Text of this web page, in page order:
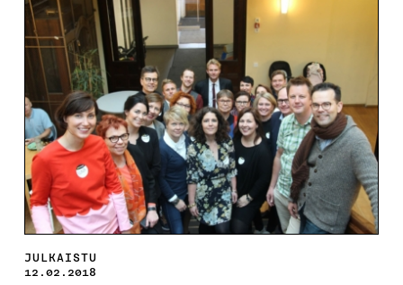
JULKAISTU
12.02.2018